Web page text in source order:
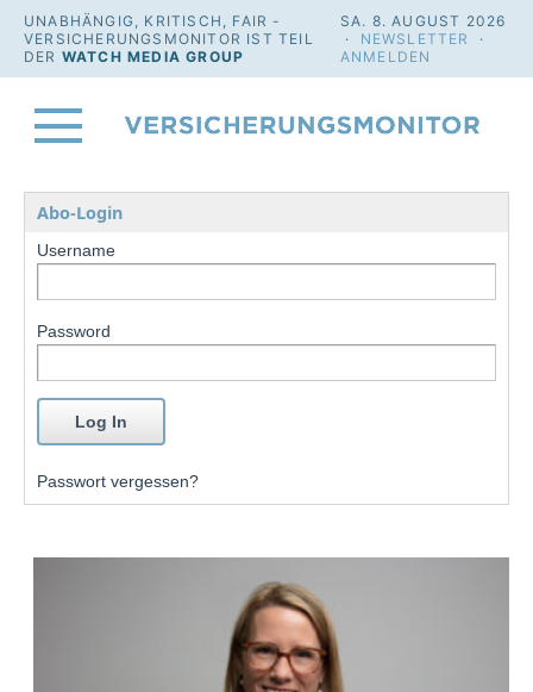
UNABHÄNGIG, KRITISCH, FAIR -
VERSICHERUNGSMONITOR IST TEIL
DER WATCH MEDIA GROUP
SA. 8. AUGUST 2026
· NEWSLETTER
·
ANMELDEN
Abo-Login
Username
Password
Passwort vergessen?